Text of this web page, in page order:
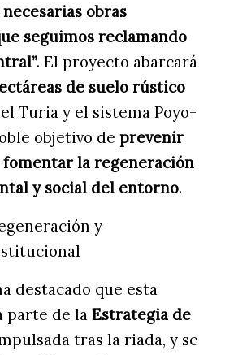
obras
seguimos reclamando
. El proyecto abarcará
de suelo rústico
Turia y el sistema Poyo-
objetivo de prevenir
la regeneración
y social del entorno.
y
destacado que esta
parte de la Estrategia de
tras la riada, y se